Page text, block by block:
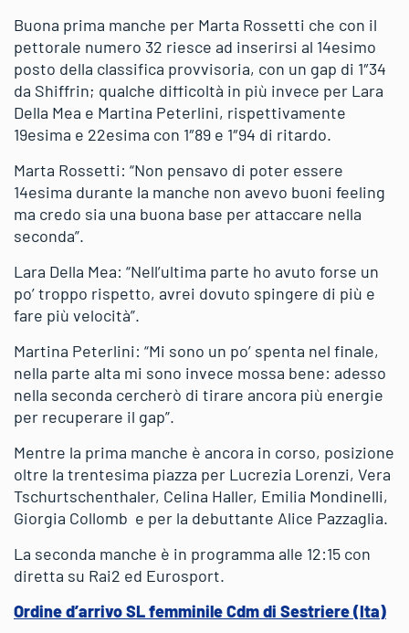
Buona prima manche per Marta Rossetti che con il
pettorale numero 32 riesce ad inserirsi al 14esimo
posto della classifica provvisoria, con un gap di 1″34
da Shiffrin; qualche difficoltà in più invece per Lara
Della Mea e Martina Peterlini, rispettivamente
19esima e 22esima con 1″89 e 1″94 di ritardo.
Marta Rossetti: “Non pensavo di poter essere
14esima durante la manche non avevo buoni feeling
ma credo sia una buona base per attaccare nella
seconda”.
Lara Della Mea: “Nell’ultima parte ho avuto forse un
po’ troppo rispetto, avrei dovuto spingere di più e
fare più velocità”.
Martina Peterlini: “Mi sono un po’ spenta nel finale,
nella parte alta mi sono invece mossa bene: adesso
nella seconda cercherò di tirare ancora più energie
per recuperare il gap”.
Mentre la prima manche è ancora in corso, posizione
oltre la trentesima piazza per Lucrezia Lorenzi, Vera
Tschurtschenthaler, Celina Haller, Emilia Mondinelli,
Giorgia Collomb e per la debuttante Alice Pazzaglia.
La seconda manche è in programma alle 12:15 con
diretta su Rai2 ed Eurosport.
Ordine d’arrivo SL femminile Cdm di Sestriere (Ita)